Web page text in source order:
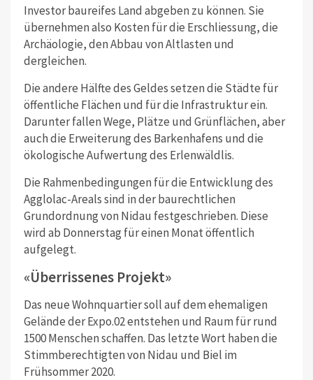
Investor baureifes Land abgeben zu können. Sie
übernehmen also Kosten für die Erschliessung, die
Archäologie, den Abbau von Altlasten und
dergleichen.
Die andere Hälfte des Geldes setzen die Städte für
öffentliche Flächen und für die Infrastruktur ein.
Darunter fallen Wege, Plätze und Grünflächen, aber
auch die Erweiterung des Barkenhafens und die
ökologische Aufwertung des Erlenwäldlis.
Die Rahmenbedingungen für die Entwicklung des
Agglolac-Areals sind in der baurechtlichen
Grundordnung von Nidau festgeschrieben. Diese
wird ab Donnerstag für einen Monat öffentlich
aufgelegt.
«Überrissenes Projekt»
Das neue Wohnquartier soll auf dem ehemaligen
Gelände der Expo.02 entstehen und Raum für rund
1500 Menschen schaffen. Das letzte Wort haben die
Stimmberechtigten von Nidau und Biel im
Frühsommer 2020.